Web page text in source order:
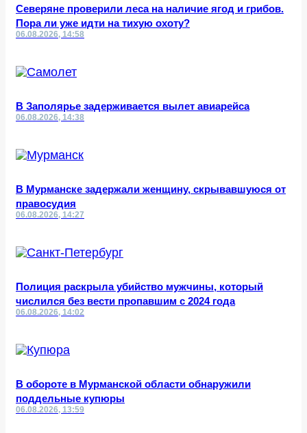
Северяне проверили леса на наличие ягод и грибов.
Пора ли уже идти на тихую охоту?
06.08.2026, 14:58
В Заполярье задерживается вылет авиарейса
06.08.2026, 14:38
В Мурманске задержали женщину, скрывавшуюся от
правосудия
06.08.2026, 14:27
Полиция раскрыла убийство мужчины, который
числился без вести пропавшим с 2024 года
06.08.2026, 14:02
В обороте в Мурманской области обнаружили
поддельные купюры
06.08.2026, 13:59